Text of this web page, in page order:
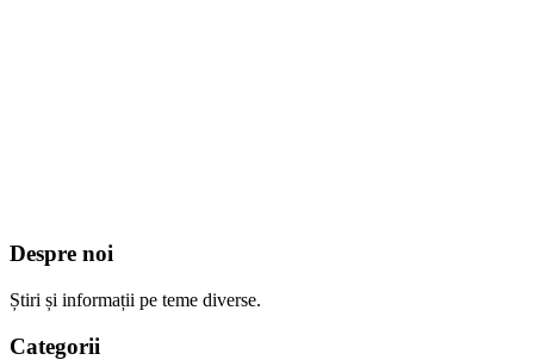
Despre noi
Știri și informații pe teme diverse.
Categorii